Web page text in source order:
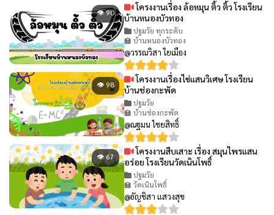
👁 90
โครงงานเรื่อง ล้อหมุน ติ้ว ติ้ว โรงเรียน
บ้านหนองบัวทอง
ปฐมวัย ทุกระดับ
🏫 บ้านหนองบัวทอง
@วรรณวิสา ใยเมือง
👁 98
โครงงานเรื่องไข่แสนวิเศษ โรงเรียน
บ้านช่องกะพัด
ปฐมวัย
🏫 บ้านช่องกะพัด
@ณฐมน ไชยสิทธิ์
👁 67
โครงงานสืบเสาะ เรื่อง สมุนไพรแสน
อร่อย โรงเรียนวัดเนินโพธิ์
ปฐมวัย
🏫 วัดเนินโพธิ์
@อัญชิสา แสวงสุข